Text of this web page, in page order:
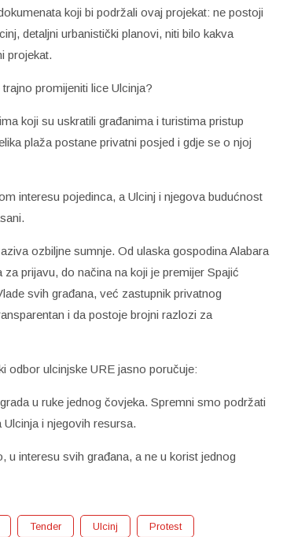
koji bi podržali ovaj projekat: ne postoji
detaljni urbanistički planovi, niti bilo kakva
projekat.
promijeniti lice Ulcinja?
koji su uskratili građanima i turistima pristup
plaža postane privatni posjed i gdje se o njoj
interesu pojedinca, a Ulcinj i njegova budućnost
ozbiljne sumnje. Od ulaska gospodina Alabara
prijavu, do načina na koji je premijer Spajić
svih građana, već zastupnik privatnog
i da postoje brojni razlozi za
odbor ulcinjske URE jasno poručuje:
u ruke jednog čovjeka. Spremni smo podržati
i njegovih resursa.
interesu svih građana, a ne u korist jednog
Tender Ulcinj Protest